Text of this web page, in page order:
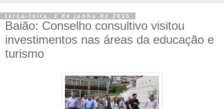
terça-feira, 2 de junho de 2015
Baião: Conselho consultivo visitou
investimentos nas áreas da educação e
turismo